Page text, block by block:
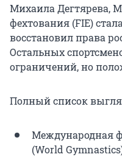
Михаила Дегтярева,
фехтования (FIE)
восстановил права
Остальных
ограничений, но
Полный список
Международная
(World